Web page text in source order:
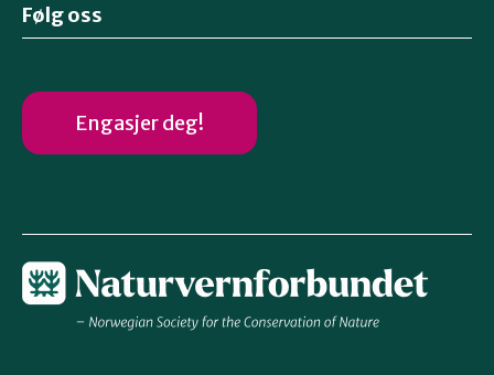
Følg oss
Engasjer deg!